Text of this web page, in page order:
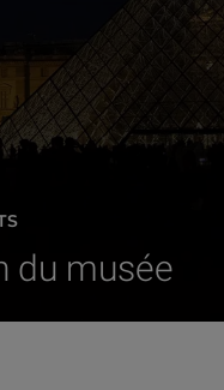
du musée